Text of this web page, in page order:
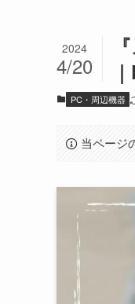
2024
4/20
PC・周辺機器
当ページ